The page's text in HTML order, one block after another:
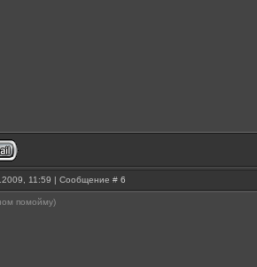
11:59 | Сообщение # 6
помойму)